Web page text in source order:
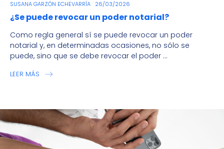
SUSANA GARZÓN ECHEVARRÍA 26/03/2026
¿Se puede revocar un poder notarial?
Como regla general sí se puede revocar un poder
notarial y, en determinadas ocasiones, no sólo se
puede, sino que se debe revocar el poder ...
LEER MÁS